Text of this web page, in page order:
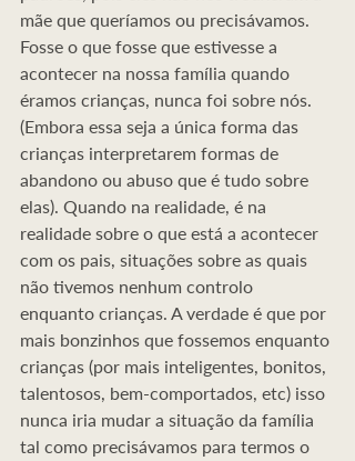
mãe que queríamos ou precisávamos.
Fosse o que fosse que estivesse a
acontecer na nossa família quando
éramos crianças, nunca foi sobre nós.
(Embora essa seja a única forma das
crianças interpretarem formas de
abandono ou abuso que é tudo sobre
elas). Quando na realidade, é na
realidade sobre o que está a acontecer
com os pais, situações sobre as quais
não tivemos nenhum controlo
enquanto crianças. A verdade é que por
mais bonzinhos que fossemos enquanto
crianças (por mais inteligentes, bonitos,
talentosos, bem-comportados, etc) isso
nunca iria mudar a situação da família
tal como precisávamos para termos o